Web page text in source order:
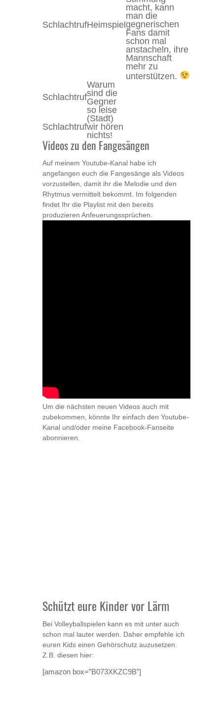
SchlachtrufHeimspiel
macht, kann
man die
gegnerischen
Fans damit
schon mal
anstacheln, ihre
Mannschaft
mehr zu
unterstützen.
Schlachtruf
Warum
sind die
Gegner
so leise
Schlachtruf
(Stadt)
wir hören
nichts!
Videos zu den Fangesängen
Auf meinem Youtube-Kanal habe ich
angefangen euch die Fangesänge als Videos
vorzustellen, damit ihr die Melodie und den
Rhytmus vermittelt bekommt. Im folgenden
findet Ihr die Playlist mit den bereits
produzieren Anfeuerungssprüchen.
Um die nächsten neuen Videos auch mit
zubekommen, könnte Ihr einfach den Youtube-
Kanal und/oder meine Facebook-Fanseite
abonnieren.
Schützt eure Kinder vor Lärm
Bei Volleyballspielen kann es mit unter auch
schon mal lauter werden. Daher empfehle ich
euren Kids einen Gehörschutz auzusetzen.
Z.B. diesen hier:
[amazon box=”B073XKZC9B”]